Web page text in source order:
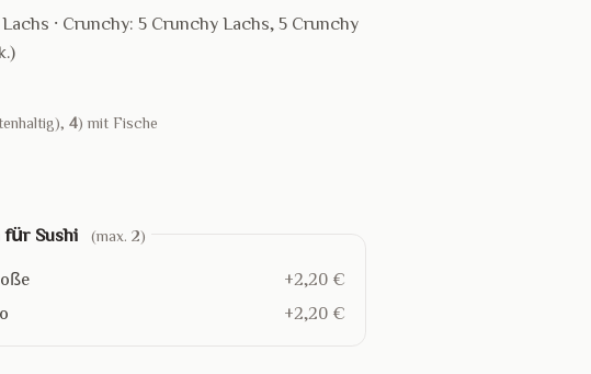
· Crunchy: 5 Crunchy Lachs, 5 Crunchy
4) mit Fische
für Sushi (max. 2)
+2,20 €
+2,20 €